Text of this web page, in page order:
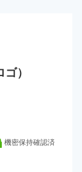
）
機密保持確認済